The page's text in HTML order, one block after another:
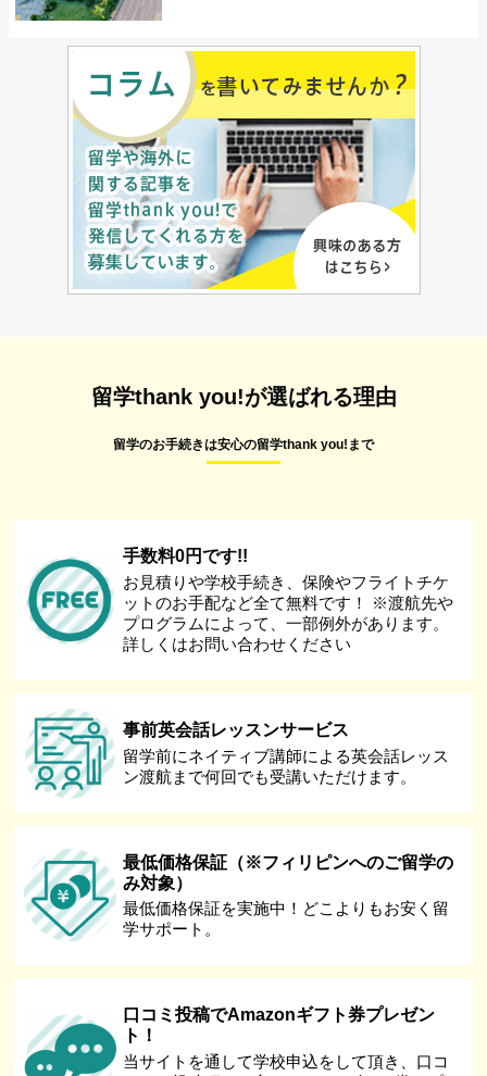
留学thank you!が選ばれる理由
留学のお手続きは安心の留学thank you!まで
手数料0円です!!
お見積りや学校手続き、保険やフライトチケ
ットのお手配など全て無料です！ ※渡航先や
プログラムによって、一部例外があります。
詳しくはお問い合わせください
事前英会話レッスンサービス
留学前にネイティブ講師による英会話レッス
ン渡航まで何回でも受講いただけます。
最低価格保証（※フィリピンへのご留学の
み対象）
最低価格保証を実施中！どこよりもお安く留
学サポート。
口コミ投稿でAmazonギフト券プレゼン
ト！
当サイトを通して学校申込をして頂き、口コ